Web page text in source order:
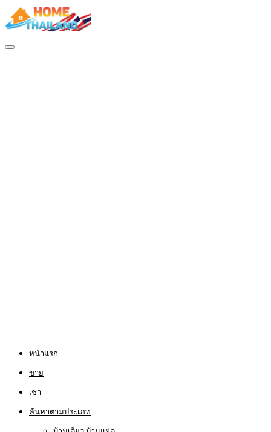
หน้าแรก
ขาย
เช่า
ค้นหาตามประเภท